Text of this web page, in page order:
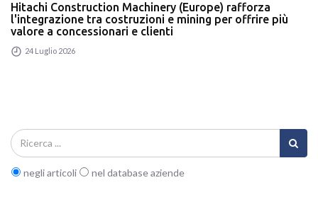
Hitachi Construction Machinery (Europe) rafforza
l'integrazione tra costruzioni e mining per offrire più
valore a concessionari e clienti
24 Luglio 2026
negli articoli nel database aziende